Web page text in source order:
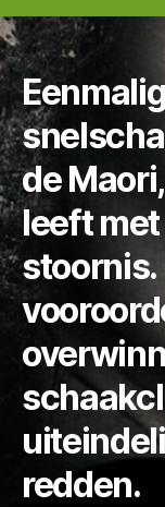
de
leeft
redden.